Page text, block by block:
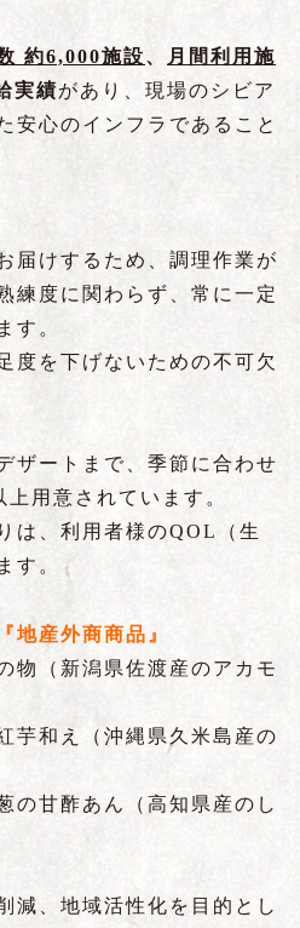
約6,000施設、
月間利用施
実績があり、現場のシビア
安心のインフラであること
届けするため、調理作業が
練度に関わらず、常に一定
す。
度を下げないための不可欠
ザートまで、季節に合わせ
用意されています。
は、利用者様のQOL（生
す。
地産外商商品』
物（新潟県佐渡産のアカモ
芋和え（沖縄県久米島産の
の甘酢あん（高知県産のし
減、地域活性化を目的とし